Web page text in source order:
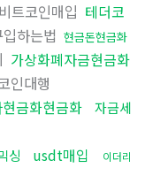
비트코인매입 테더코
하는법 현금돈현금화
가상화폐자금현금화
인대행
금화현금화
자금세
싱 usdt매입
이더리